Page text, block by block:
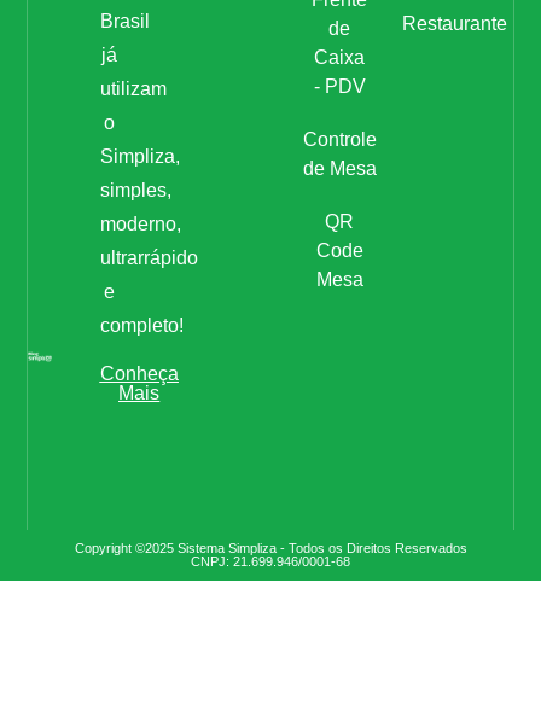
Brasil
já
utilizam
o
Simpliza,
simples,
moderno,
ultrarrápido
e
completo!
Conheça
Mais
de
Caixa
- PDV
Controle
de Mesa
QR
Code
Mesa
Restaurante
Copyright ©2025 Sistema Simpliza - Todos os Direitos Reservados
CNPJ: 21.699.946/0001-68